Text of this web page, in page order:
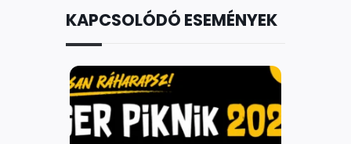
KAPCSOLÓDÓ ESEMÉNYEK